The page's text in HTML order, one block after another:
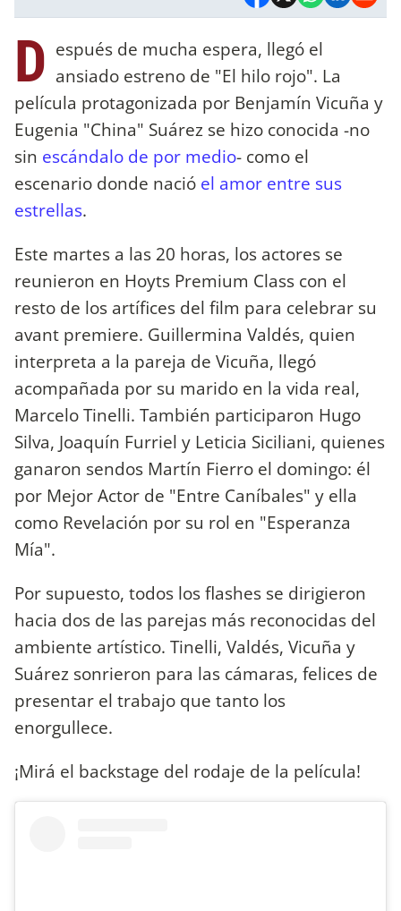
D espués de mucha espera, llegó el
ansiado estreno de "El hilo rojo". La
película protagonizada por Benjamín Vicuña y
Eugenia "China" Suárez se hizo conocida -no
sin escándalo de por medio- como el
escenario donde nació el amor entre sus
estrellas.
Este martes a las 20 horas, los actores se
reunieron en Hoyts Premium Class con el
resto de los artífices del film para celebrar su
avant premiere. Guillermina Valdés, quien
interpreta a la pareja de Vicuña, llegó
acompañada por su marido en la vida real,
Marcelo Tinelli. También participaron Hugo
Silva, Joaquín Furriel y Leticia Siciliani, quienes
ganaron sendos Martín Fierro el domingo: él
por Mejor Actor de "Entre Caníbales" y ella
como Revelación por su rol en "Esperanza
Mía".
Por supuesto, todos los flashes se dirigieron
hacia dos de las parejas más reconocidas del
ambiente artístico. Tinelli, Valdés, Vicuña y
Suárez sonrieron para las cámaras, felices de
presentar el trabajo que tanto los
enorgullece.
¡Mirá el backstage del rodaje de la película!